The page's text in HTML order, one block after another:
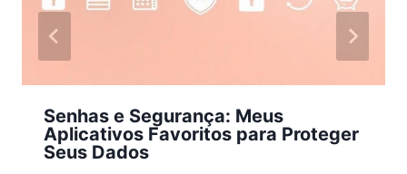
Senhas e Segurança: Meus
Aplicativos Favoritos para Proteger
Seus Dados